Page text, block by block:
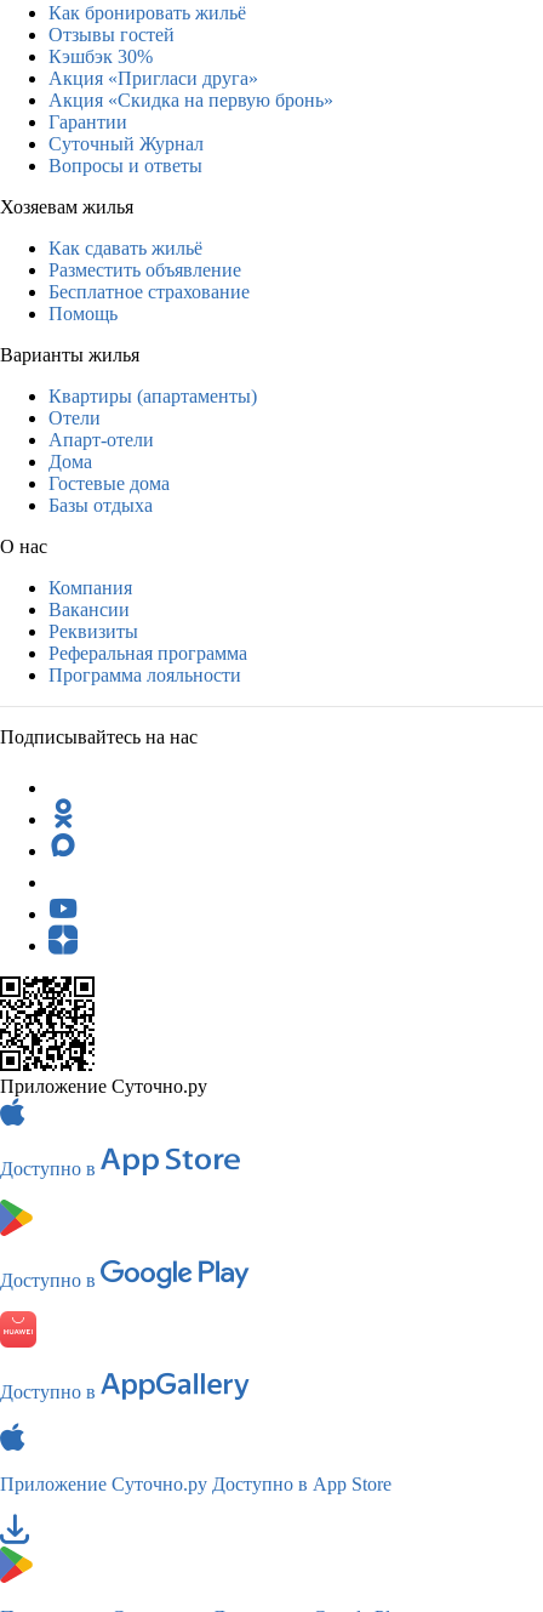
Как бронировать жильё
Отзывы гостей
Кэшбэк 30%
Акция «Пригласи друга»
Акция «Скидка на первую бронь»
Гарантии
Суточный Журнал
Вопросы и ответы
Хозяевам жилья
Как сдавать жильё
Разместить объявление
Бесплатное страхование
Помощь
Варианты жилья
Квартиры (апартаменты)
Отели
Апарт-отели
Дома
Гостевые дома
Базы отдыха
О нас
Компания
Вакансии
Реквизиты
Реферальная программа
Программа лояльности
Подписывайтесь на нас
Приложение Суточно.ру
Доступно в
Доступно в
Доступно в
Приложение Суточно.ру Доступно в App Store